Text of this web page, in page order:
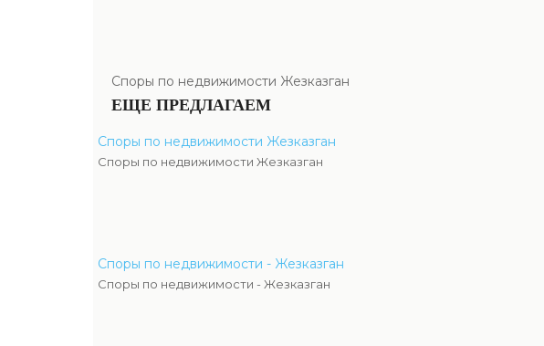
Споры по недвижимости Жезказган
ЕЩЕ ПРЕДЛАГАЕМ
Споры по недвижимости Жезказган
Споры по недвижимости Жезказган
Споры по недвижимости - Жезказган
Споры по недвижимости - Жезказган